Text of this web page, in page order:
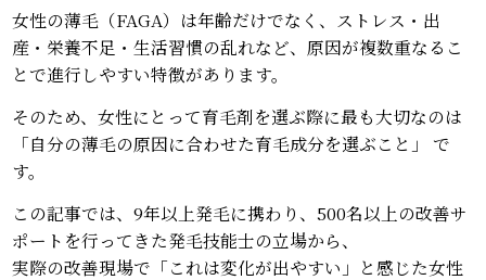
女性の薄毛（FAGA）は年齢だけでなく、ストレス・出
産・栄養不足・生活習慣の乱れなど、原因が複数重なるこ
とで進行しやすい特徴があります。
そのため、女性にとって育毛剤を選ぶ際に最も大切なのは
「自分の薄毛の原因に合わせた育毛成分を選ぶこと」 で
す。
この記事では、9年以上発毛に携わり、500名以上の改善サ
ポートを行ってきた発毛技能士の立場から、
実際の改善現場で「これは変化が出やすい」と感じた女性